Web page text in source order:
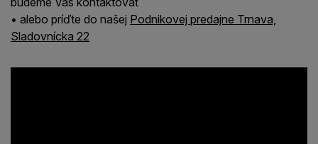
• alebo príďte do našej Podnikovej predajne Trnava,
Sladovnícka 22